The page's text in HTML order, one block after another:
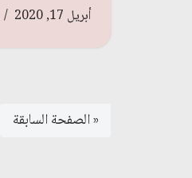
أبريل 17, 2020
« الصفحة السابقة